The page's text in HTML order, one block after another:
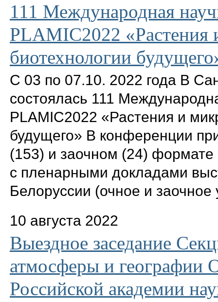
111 Международная
PLAMIC2022 «Растения
биотехнологии
С 03 по 07.10. 2022 года В
состоялась 111
PLAMIC2022 «Растения и
будущего» В конференции
(153) и заочном (24) формате
с пленарными докладами
Белоруссии (очное и
10 августа 2022
Выездное заседание
атмосферы и географии
Российской академии